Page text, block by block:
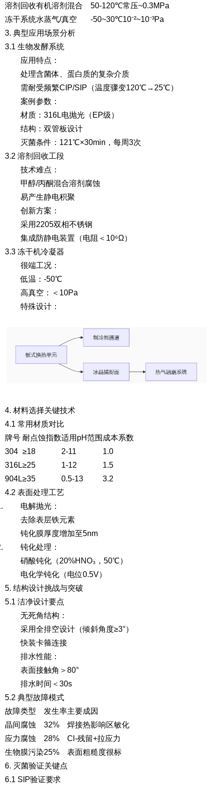
溶剂回收有机溶剂混合 50-120℃常压~0.3MPa
冻干系统水蒸气/真空 -50~30℃10⁻²~10⁻³Pa
3. 典型应用场景分析
3.1 生物发酵系统
应用特点 ：
处理含菌体、蛋白质的复杂介质
需耐受频繁CIP/SIP（温度骤变120℃→25℃）
案例参数 ：
材质：316L电抛光（EP级）
结构：双管板设计
灭菌条件：121℃×30min，每周3次
3.2 溶剂回收工段
技术难点 ：
甲醇/丙酮混合溶剂腐蚀
易产生静电积聚
创新方案 ：
采用2205双相不锈钢
集成防静电装置（电阻＜10⁶Ω）
3.3 冻干机冷凝器
很端工况 ：
低温：-50℃
高真空：＜10Pa
特殊设计 ：
4. 材料选择关键技术
4.1 常用材质对比
牌号 耐点蚀指数适用pH范围 成本系数
304 ≥18 2-11
1.0
316L≥25 1-12
1.5
904L≥35 0.5-13
3.2
4.2 表面处理工艺
电解抛光 ：
去除表层铁元素
钝化膜厚度增加至5nm
钝化处理 ：
硝酸钝化（20%HNO₃，50℃）
电化学钝化（电位0.5V）
5. 结构设计挑战与突破
5.1 洁净设计要点
无死角结构 ：
采用全排空设计（倾斜角度≥3°）
快装卡箍连接
排水性能 ：
表面接触角＞80°
排水时间＜30s
5.2 典型故障模式
故障类型
发生率主要成因
晶间腐蚀
32%
焊接热影响区敏化
应力腐蚀
28%
Cl-残留+拉应力
生物膜污染25%
表面粗糙度很标
6. 灭菌验证关键点
6.1 SIP验证要求